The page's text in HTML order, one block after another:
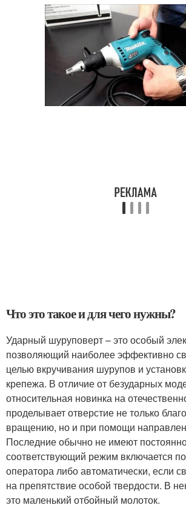
Что это такое и для чего нужны?
Ударный шуруповерт – это особый
позволяющий наиболее эффективно
целью вкручивания шурупов и
крепежа. В отличие от безударных
относительная новинка на
проделывает отверстие не только
вращению, но и при помощи
Последние обычно не имеют
соответствующий режим включается
оператора либо автоматически, если
на препятствие особой твердости. В
это маленький отбойный молоток.